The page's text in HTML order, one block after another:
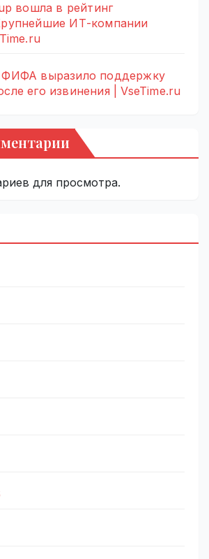
вошла в рейтинг
ИТ-компании
ФИФА выразило поддержку
его извинения | VseTime.ru
для просмотра.